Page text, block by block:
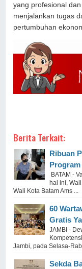
yang profesional
menjalankan tugas
pertumbuhan
Berita Terkait:
Ribuan
BATAM -
hal ini,
Wali Kota Batam Ams ...
60
Gratis
JAMBI -
Jambi, pada Selasa-
Sekda